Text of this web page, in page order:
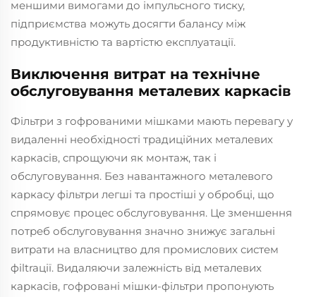
меншими вимогами до імпульсного тиску,
підприємства можуть досягти балансу між
продуктивністю та вартістю експлуатації.
Виключення витрат на технічне
обслуговування металевих каркасів
Фільтри з гофрованими мішками мають перевагу у
видаленні необхідності традиційних металевих
каркасів, спрощуючи як монтаж, так і
обслуговування. Без навантажного металевого
каркасу фільтри легші та простіші у обробці, що
спрямовує процес обслуговування. Це зменшення
потреб обслуговування значно знижує загальні
витрати на власництво для промислових систем
фіltraції. Видаляючи залежність від металевих
каркасів, гофровані мішки-фільтри пропонують